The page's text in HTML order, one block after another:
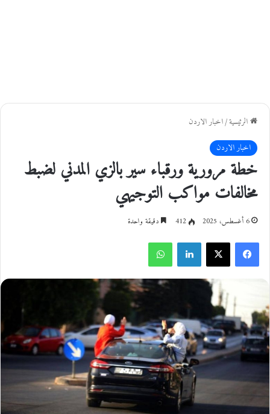
الرئيسية/اخبار الاردن
اخبار الاردن
خطة مرورية ورقباء سير بالزي المدني لضبط
مخالفات مواكب التوجيهي
6 أغسطس، 2025 412 دقيقة واحدة
فيسبوك